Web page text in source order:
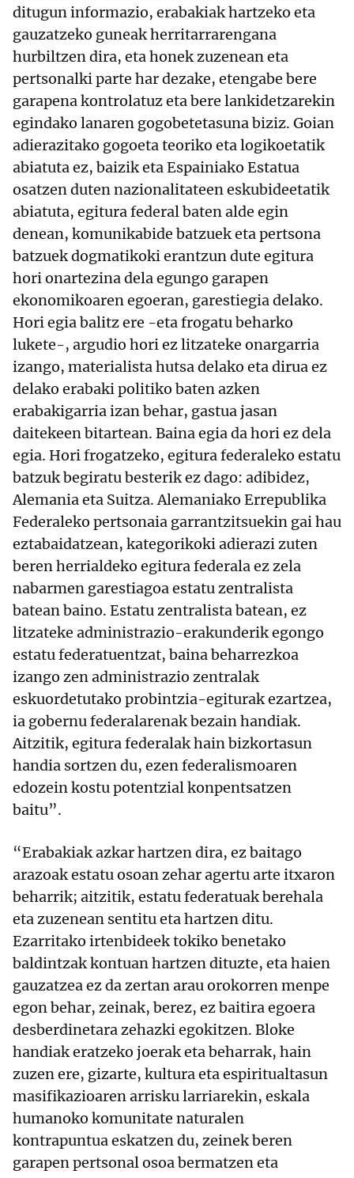
ditugun informazio, erabakiak hartzeko eta
gauzatzeko guneak herritarrarengana
hurbiltzen dira, eta honek zuzenean eta
pertsonalki parte har dezake, etengabe bere
garapena kontrolatuz eta bere lankidetzarekin
egindako lanaren gogobetetasuna biziz. Goian
adierazitako gogoeta teoriko eta logikoetatik
abiatuta ez, baizik eta Espainiako Estatua
osatzen duten nazionalitateen eskubideetatik
abiatuta, egitura federal baten alde egin
denean, komunikabide batzuek eta pertsona
batzuek dogmatikoki erantzun dute egitura
hori onartezina dela egungo garapen
ekonomikoaren egoeran, garestiegia delako.
Hori egia balitz ere -eta frogatu beharko
lukete-, argudio hori ez litzateke onargarria
izango, materialista hutsa delako eta dirua ez
delako erabaki politiko baten azken
erabakigarria izan behar, gastua jasan
daitekeen bitartean. Baina egia da hori ez dela
egia. Hori frogatzeko, egitura federaleko estatu
batzuk begiratu besterik ez dago: adibidez,
Alemania eta Suitza. Alemaniako Errepublika
Federaleko pertsonaia garrantzitsuekin gai hau
eztabaidatzean, kategorikoki adierazi zuten
beren herrialdeko egitura federala ez zela
nabarmen garestiagoa estatu zentralista
batean baino. Estatu zentralista batean, ez
litzateke administrazio-erakunderik egongo
estatu federatuentzat, baina beharrezkoa
izango zen administrazio zentralak
eskuordetutako probintzia-egiturak ezartzea,
ia gobernu federalarenak bezain handiak.
Aitzitik, egitura federalak hain bizkortasun
handia sortzen du, ezen federalismoaren
edozein kostu potentzial konpentsatzen
baitu”.
“Erabakiak azkar hartzen dira, ez baitago
arazoak estatu osoan zehar agertu arte itxaron
beharrik; aitzitik, estatu federatuak berehala
eta zuzenean sentitu eta hartzen ditu.
Ezarritako irtenbideek tokiko benetako
baldintzak kontuan hartzen dituzte, eta haien
gauzatzea ez da zertan arau orokorren menpe
egon behar, zeinak, berez, ez baitira egoera
desberdinetara zehazki egokitzen. Bloke
handiak eratzeko joerak eta beharrak, hain
zuzen ere, gizarte, kultura eta espiritualtasun
masifikazioaren arrisku larriarekin, eskala
humanoko komunitate naturalen
kontrapuntua eskatzen du, zeinek beren
garapen pertsonal osoa bermatzen eta